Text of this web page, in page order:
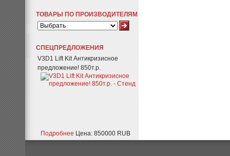
ТОВАРЫ ПО ПРОИЗВОДИТЕЛЯМ
СПЕЦПРЕДЛОЖЕНИЯ
V3D1 Lift Kit Антикризисное
предложение! 850т.р.
Подробнее Цена: 850000 RUB